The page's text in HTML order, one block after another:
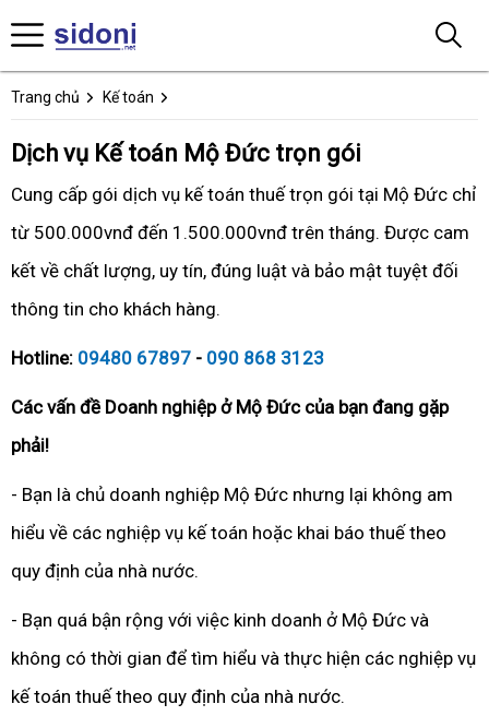
Trang chủ Kế toán
Dịch vụ Kế toán Mộ Đức trọn gói
Cung cấp gói dịch vụ kế toán thuế trọn gói tại Mộ Đức chỉ
từ 500.000vnđ đến 1.500.000vnđ trên tháng. Được cam
kết về chất lượng, uy tín, đúng luật và bảo mật tuyệt đối
thông tin cho khách hàng.
Hotline: 09480 67897 - 090 868 3123
Các vấn đề Doanh nghiệp ở Mộ Đức của bạn đang gặp
phải!
- Bạn là chủ doanh nghiệp Mộ Đức nhưng lại không am
hiểu về các nghiệp vụ kế toán hoặc khai báo thuế theo
quy định của nhà nước.
- Bạn quá bận rộng với việc kinh doanh ở Mộ Đức và
không có thời gian để tìm hiểu và thực hiện các nghiệp vụ
kế toán thuế theo quy định của nhà nước.